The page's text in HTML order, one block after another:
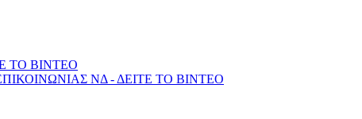
ΤΟ ΒΙΝΤΕΟ
ΝΔ - ΔΕΙΤΕ ΤΟ ΒΙΝΤΕΟ